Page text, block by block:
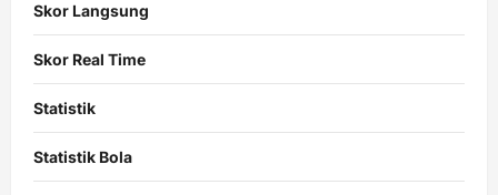
Skor Langsung
Skor Real Time
Statistik
Statistik Bola